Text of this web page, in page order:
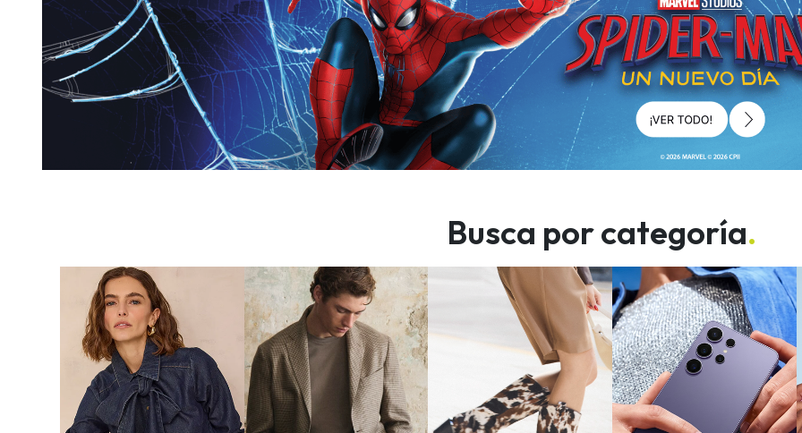
Busca por categoría.